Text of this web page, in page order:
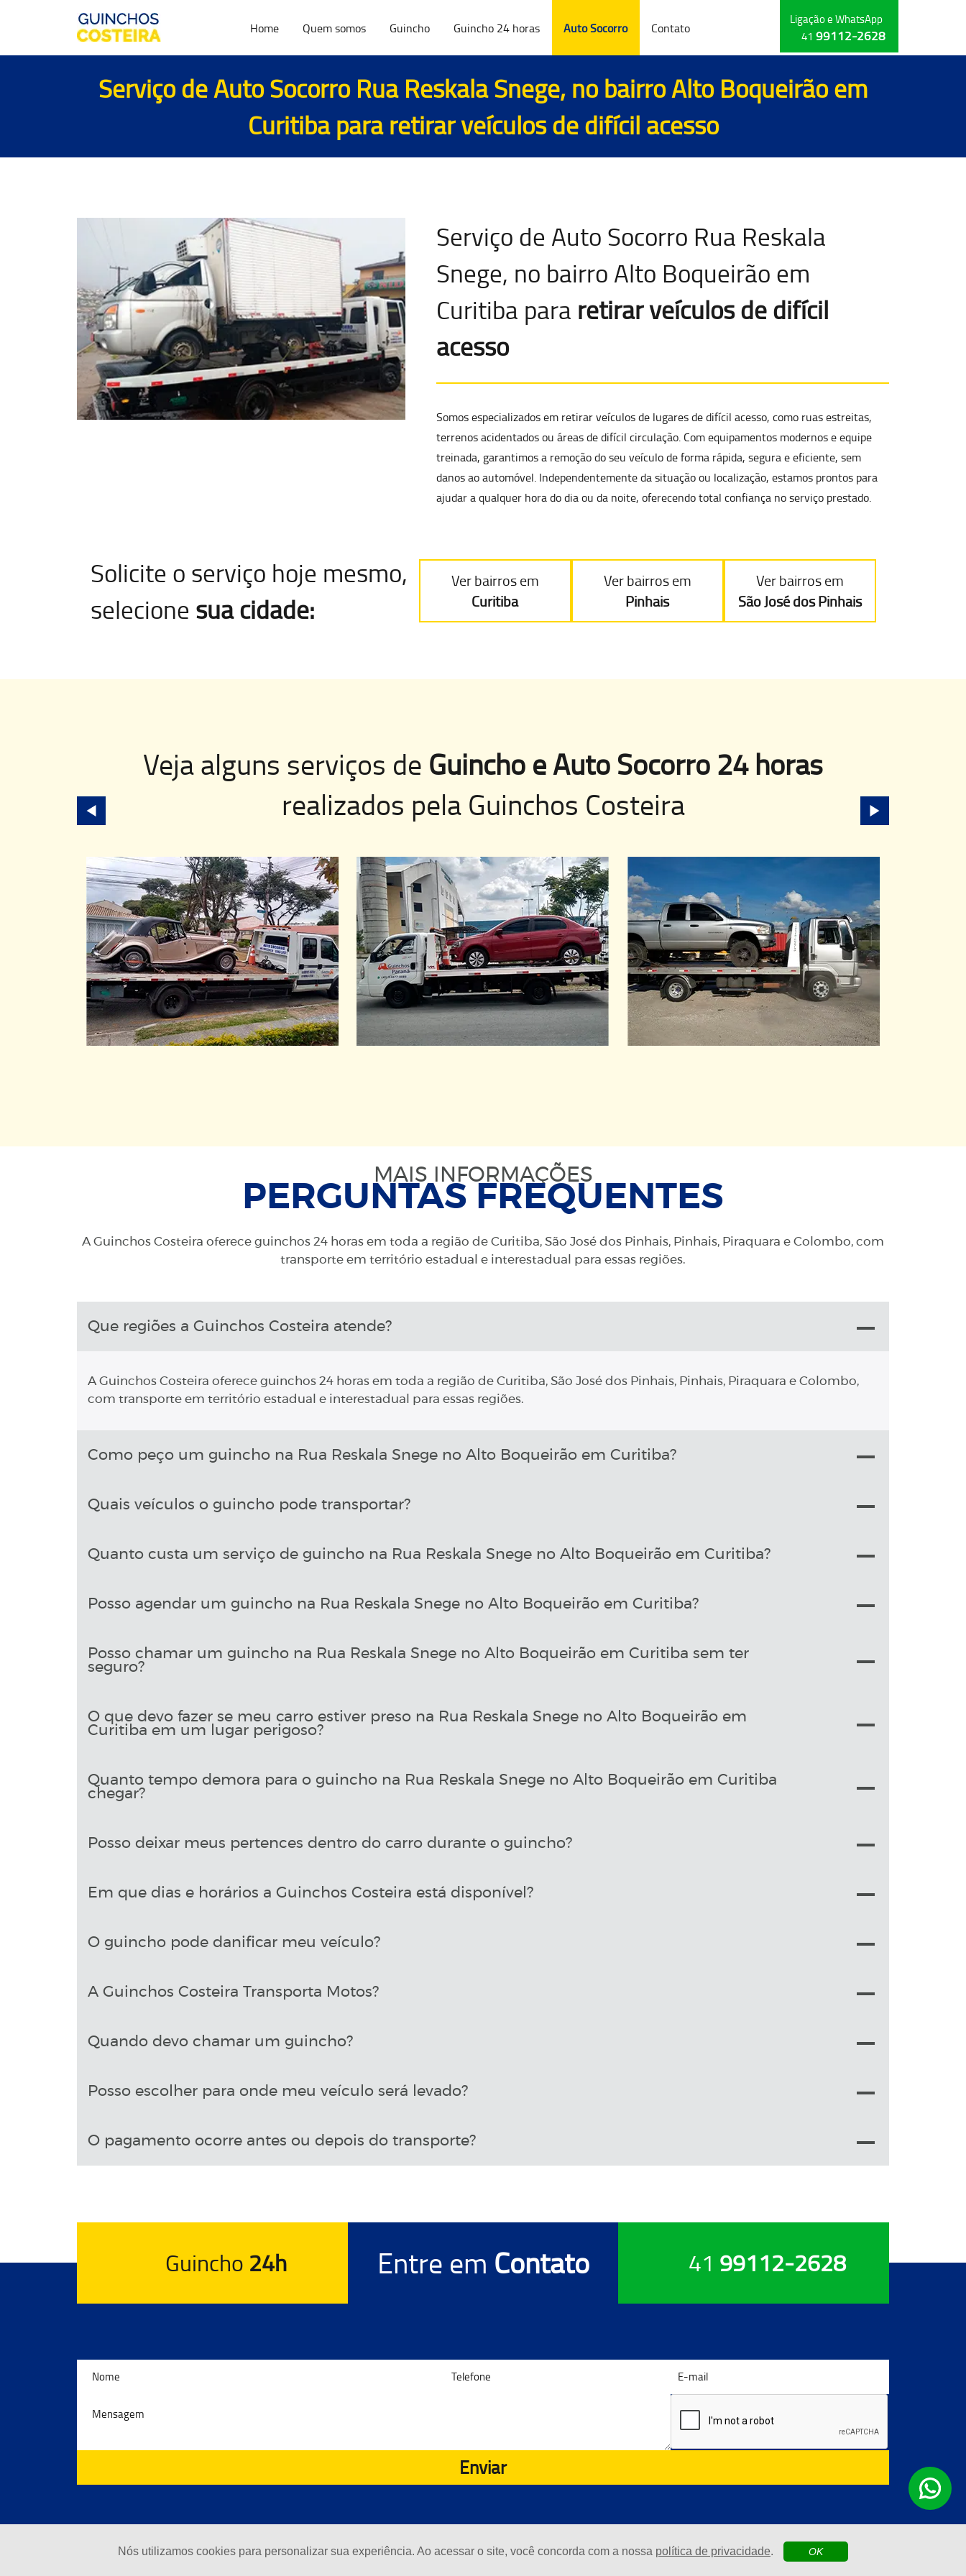
Nós utilizamos cookies para personalizar sua experiência. Ao acessar o site, você concorda com a nossa política de privacidade. OK
Home Quem somos Guincho Guincho 24 horas Auto Socorro Contato
Ligação e WhatsApp
41 99112-2628
Serviço de Auto Socorro Rua Reskala Snege, no bairro Alto Boqueirão em
Curitiba pararetirar veículos de difícil acesso
Serviço de Auto Socorro Rua Reskala
Snege, no bairro Alto Boqueirão em
Curitiba para retirar veículos de difícil
acesso
Somos especializados em retirar veículos de lugares de difícil acesso, como ruas estreitas,
terrenos acidentados ou áreas de difícil circulação. Com equipamentos modernos e equipe
treinada, garantimos a remoção do seu veículo de forma rápida, segura e eficiente, sem
danos ao automóvel. Independentemente da situação ou localização, estamos prontos para
ajudar a qualquer hora do dia ou da noite, oferecendo total confiança no serviço prestado.
Solicite o serviço hoje mesmo,
selecione sua cidade:
Ver bairros em
Curitiba
Ver bairros em
Pinhais
Ver bairros em
São José dos Pinhais
Veja alguns serviços de Guincho e Auto Socorro 24 horas
realizados pelaGuinchos Costeira
MAIS INFORMAÇÕES
PERGUNTAS FREQUENTES
A Guinchos Costeira oferece guinchos 24 horas em toda a região de Curitiba, São José dos Pinhais, Pinhais, Piraquara e Colombo, com
transporte em território estadual e interestadual para essas regiões.
Que regiões a Guinchos Costeira atende?
A Guinchos Costeira oferece guinchos 24 horas em toda a região de Curitiba, São José dos Pinhais, Pinhais, Piraquara e Colombo,
com transporte em território estadual e interestadual para essas regiões.
Como peço um guincho na Rua Reskala Snege no Alto Boqueirão em Curitiba?
Quais veículos o guincho pode transportar?
Quanto custa um serviço de guincho na Rua Reskala Snege no Alto Boqueirão em Curitiba?
Posso agendar um guincho na Rua Reskala Snege no Alto Boqueirão em Curitiba?
Posso chamar um guincho na Rua Reskala Snege no Alto Boqueirão em Curitiba sem ter
seguro?
O que devo fazer se meu carro estiver preso na Rua Reskala Snege no Alto Boqueirão em
Curitiba em um lugar perigoso?
Quanto tempo demora para o guincho na Rua Reskala Snege no Alto Boqueirão em Curitiba
chegar?
Posso deixar meus pertences dentro do carro durante o guincho?
Em que dias e horários a Guinchos Costeira está disponível?
O guincho pode danificar meu veículo?
A Guinchos Costeira Transporta Motos?
Quando devo chamar um guincho?
Posso escolher para onde meu veículo será levado?
O pagamento ocorre antes ou depois do transporte?
Guincho 24h Entre em Contato 41 99112-2628
Enviar